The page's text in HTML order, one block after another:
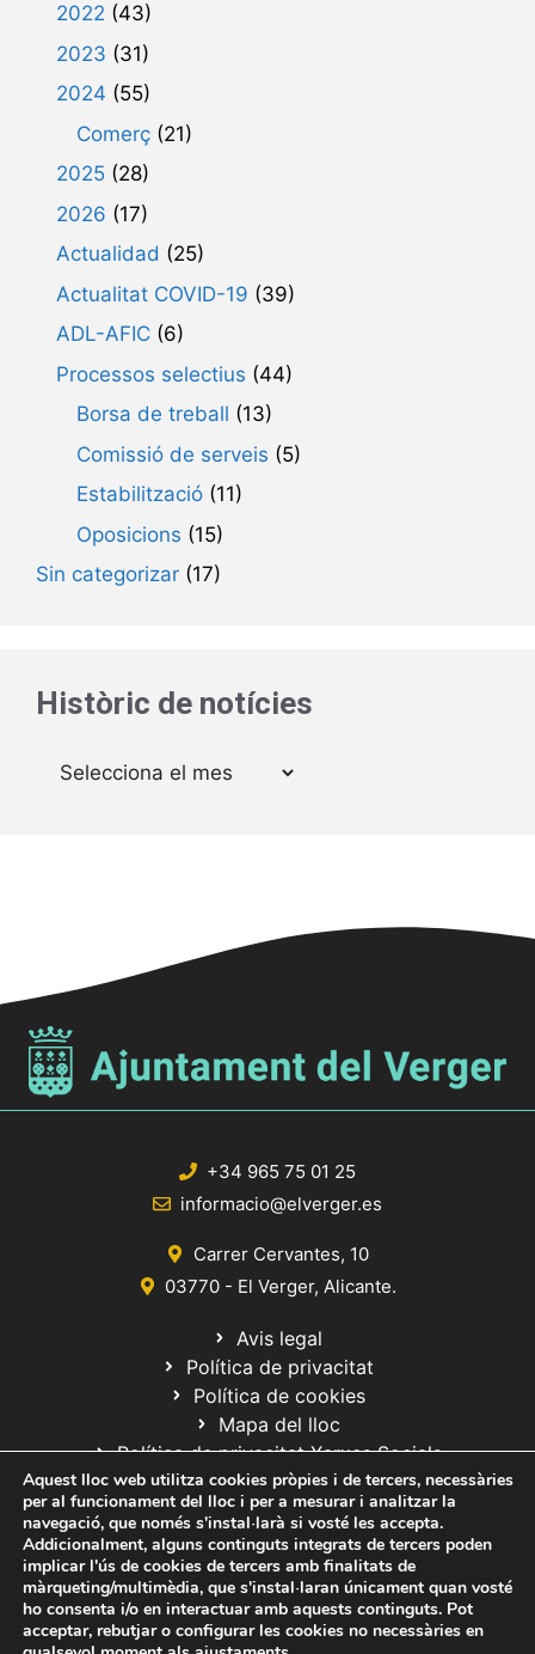
2022 (43)
2023 (31)
2024 (55)
Comerç (21)
2025 (28)
2026 (17)
Actualidad (25)
Actualitat COVID-19 (39)
ADL-AFIC (6)
Processos selectius (44)
Borsa de treball (13)
Comissió de serveis (5)
Estabilització (11)
Oposicions (15)
Sin categorizar (17)
Històric de notícies
Arxius
+34 965 75 01 25
informacio@elverger.es
Carrer Cervantes, 10
03770 - El Verger, Alicante.
Avis legal
Política de privacitat
Política de cookies
Mapa del lloc
Política de privacitat Xarxes Socials
© 2020 Web desarrollada por el Servicio de Informática de Diputación
de Alicante
Aquest lloc web utilitza cookies pròpies i de tercers, necessàries
per al funcionament del lloc i per a mesurar i analitzar la
navegació, que només s'instal·larà si vosté les accepta.
Addicionalment, alguns continguts integrats de tercers poden
implicar l'ús de cookies de tercers amb finalitats de
màrqueting/multimèdia, que s'instal·laran únicament quan vosté
ho consenta i/o en interactuar amb aquests continguts. Pot
acceptar, rebutjar o configurar les cookies no necessàries en